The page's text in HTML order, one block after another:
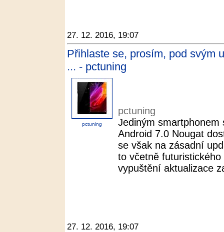
27. 12. 2016, 19:07
Přihlaste se, prosím, pod svým
... - pctuning
pctuning
pctuning
Jediným smartphonem
Android 7.0 Nougat
se však na zásadní
to včetně
vypuštění aktualizace
27. 12. 2016, 19:07